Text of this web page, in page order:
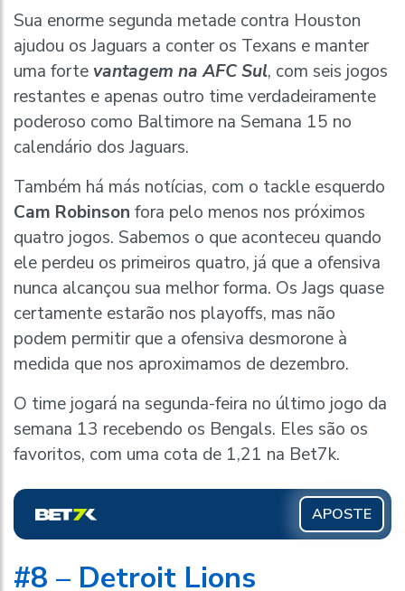
Sua enorme segunda metade contra Houston
ajudou os Jaguars a conter os Texans e manter
uma fortevantagem na AFC Sul, com seis jogos
restantes e apenas outro time verdadeiramente
poderoso como Baltimore na Semana 15 no
calendário dos Jaguars.
Também há más notícias, com o tackle esquerdo
Cam Robinson fora pelo menos nos próximos
quatro jogos. Sabemos o que aconteceu quando
ele perdeu os primeiros quatro, já que a ofensiva
nunca alcançou sua melhor forma. Os Jags quase
certamente estarão nos playoffs, mas não
podem permitir que a ofensiva desmorone à
medida que nos aproximamos de dezembro.
O time jogará na segunda-feira no último jogo da
semana 13 recebendo os Bengals. Eles são os
favoritos, com uma cota de 1,21 na Bet7k.
APOSTE
#8 – Detroit Lions